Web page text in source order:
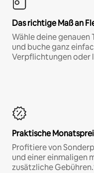
Das richtige Maß an
Wähle deine genauen
und buche ganz
Verpflichtungen oder
Praktische
Profitiere von
und einer einmaligen
zusätzliche